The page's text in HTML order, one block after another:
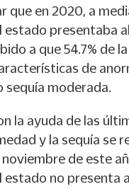
que en 2020, a
estado presentaba
a que 54.7% de
de
sequía moderada.
la ayuda de las
y la sequía se
de este
estado no presenta